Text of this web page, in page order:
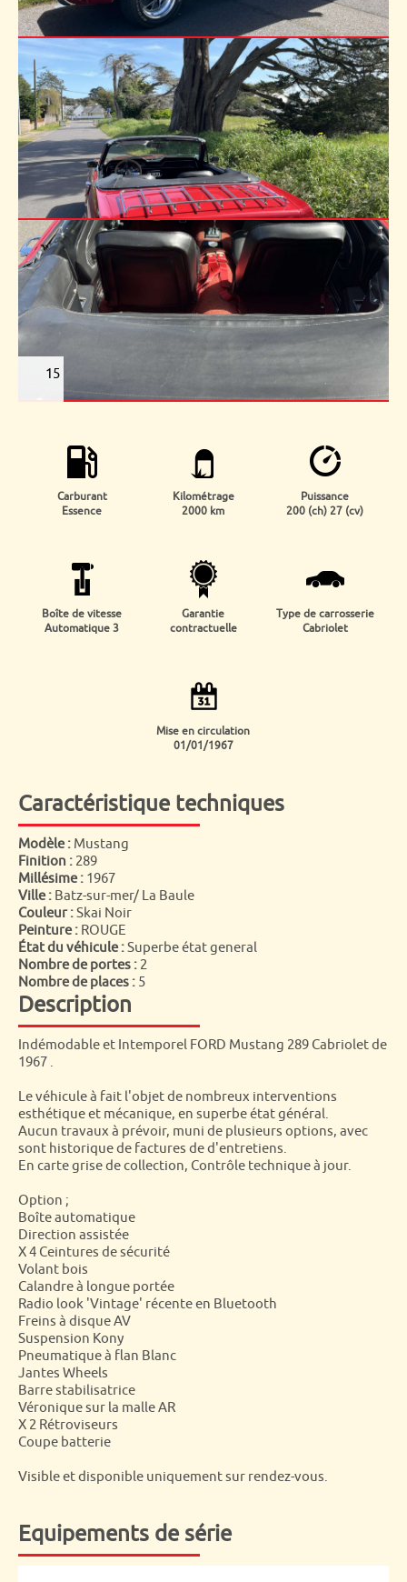
15
Carburant
Essence
Kilométrage
2000 km
Puissance
200 (ch) 27 (cv)
Boîte de vitesse
Automatique 3
Garantie
contractuelle
Type de carrosserie
Cabriolet
Mise en circulation
01/01/1967
Caractéristique techniques
Modèle : Mustang
Finition : 289
Millésime : 1967
Ville : Batz-sur-mer/ La Baule
Couleur :Skai Noir
Peinture : ROUGE
État du véhicule :Superbe état general
Nombre de portes : 2
Nombre de places : 5
Description
Indémodable et Intemporel FORD Mustang 289 Cabriolet de
1967 .
Le véhicule à fait l'objet de nombreux interventions
esthétique et mécanique, en superbe état général.
Aucun travaux à prévoir, muni de plusieurs options, avec
sont historique de factures de d'entretiens.
En carte grise de collection, Contrôle technique à jour.
Option ;
Boîte automatique
Direction assistée
X 4 Ceintures de sécurité
Volant bois
Calandre à longue portée
Radio look 'Vintage' récente en Bluetooth
Freins à disque AV
Suspension Kony
Pneumatique à flan Blanc
Jantes Wheels
Barre stabilisatrice
Véronique sur la malle AR
X 2 Rétroviseurs
Coupe batterie
Visible et disponible uniquement sur rendez-vous.
Equipements de série